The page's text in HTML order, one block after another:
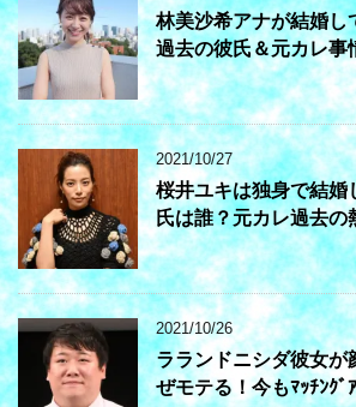
林美沙希アナが結婚し
過去の彼氏＆元カレ事
2021/10/27
桜井ユキは独身で結婚
氏は誰？元カレ過去の
2021/10/26
ラランドニシダ彼女が
ぜモテる！今もﾏｯﾁﾝｸﾞ